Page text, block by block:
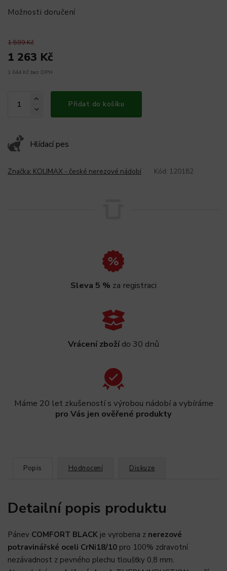
Možnosti doručení
1 599 Kč
1 263 Kč
1 044 Kč bez DPH
Přidat do košíku
Hlídací pes
Značka: KOLIMAX - české nerezové nádobí Kód: 120182
Sleva 5 % za registraci
Vrácení zbožído 30 dnů
Máme 20 let zkušeností s výrobou nádobí a vybíráme
pro Vás jen ověřené produkty
Popis Hodnocení Diskuze
Detailní popis produktu
Pánev COMFORT BLACK je vyrobena z nerezové
potravinářské oceli CrNi18/10 pro 100% zdravotní
nezávadnost z pevného plechu tloušťky 0,8 mm.